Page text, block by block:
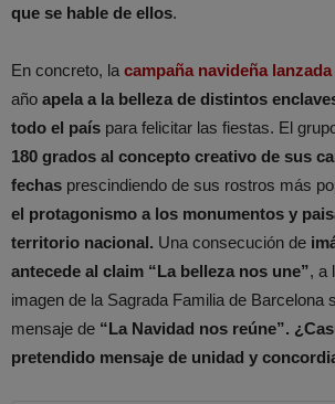
que se hable de ellos.
En concreto, la campaña navideña
año apela a la belleza de distintos
todo el país para felicitar las fiestas. El
180 grados al concepto creativo de sus
fechas prescindiendo de sus rostros más
el protagonismo a los monumentos y
territorio nacional. Una consecución de
antecede al claim “La belleza nos une”, a
imagen de la Sagrada Familia de Barcelona
mensaje de “La Navidad nos reúne”.
pretendido mensaje de unidad y